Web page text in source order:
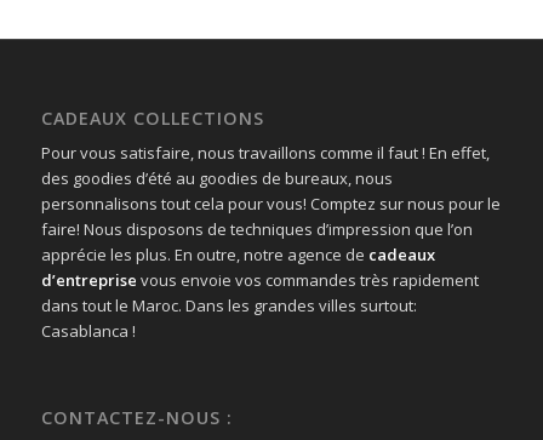
CADEAUX COLLECTIONS
Pour vous satisfaire, nous travaillons comme il faut ! En effet,
des goodies d’été au goodies de bureaux, nous
personnalisons tout cela pour vous! Comptez sur nous pour le
faire! Nous disposons de techniques d’impression que l’on
apprécie les plus. En outre, notre agence de cadeaux
d’entreprise vous envoie vos commandes très rapidement
dans tout le Maroc. Dans les grandes villes surtout:
Casablanca !
CONTACTEZ-NOUS :